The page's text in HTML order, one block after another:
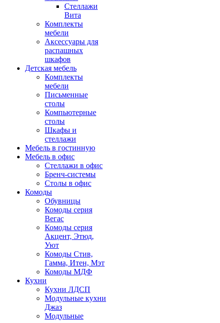
Стеллажи
Вита
Комплекты
мебели
Аксессуары для
распашных
шкафов
Детская мебель
Комплекты
мебели
Письменные
столы
Компьютерные
столы
Шкафы и
стеллажи
Мебель в гостинную
Мебель в офис
Стеллажи в офис
Бренч-системы
Столы в офис
Комоды
Обувницы
Комоды серия
Вегас
Комоды серия
Акцент, Этюд,
Уют
Комоды Стив,
Гамма, Итен, Мэт
Комоды МДФ
Кухни
Кухни ЛДСП
Модульные кухни
Джаз
Модульные